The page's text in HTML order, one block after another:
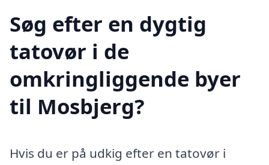
Søg efter en dygtig
tatovør i de
omkringliggende byer
til Mosbjerg?
Hvis du er på udkig efter en tatovør i